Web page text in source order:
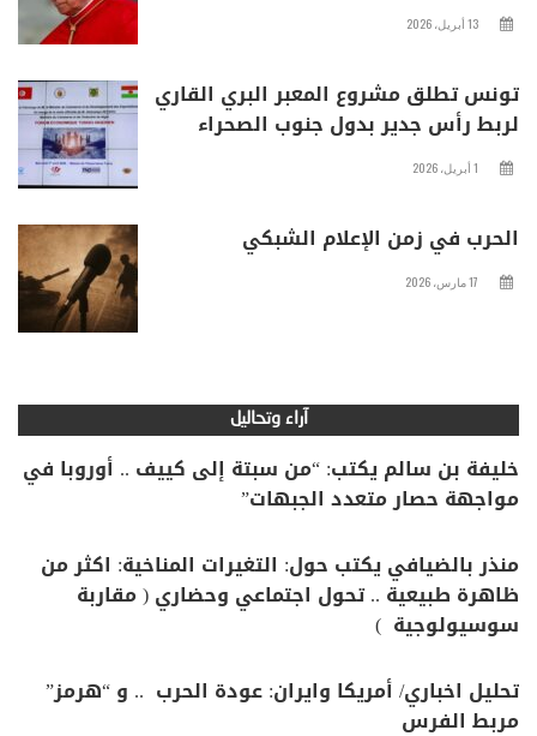
13 أبريل، 2026
تونس تطلق مشروع المعبر البري القاري
لربط رأس جدير بدول جنوب الصحراء
1 أبريل، 2026
الحرب في زمن الإعلام الشبكي
17 مارس، 2026
آراء وتحاليل
خليفة بن سالم يكتب: “من سبتة إلى كييف .. أوروبا في
مواجهة حصار متعدد الجبهات”
منذر بالضيافي يكتب حول: التغيرات المناخية: اكثر من
ظاهرة طبيعية .. تحول اجتماعي وحضاري ( مقاربة
سوسيولوجية )
تحليل اخباري/ أمريكا وايران: عودة الحرب .. و “هرمز”
مربط الفرس